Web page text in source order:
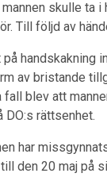
skulle ta
Till följd av
på handskakning
av bristande
blev att
DO:s rättsenhet.
har
den 20 maj på